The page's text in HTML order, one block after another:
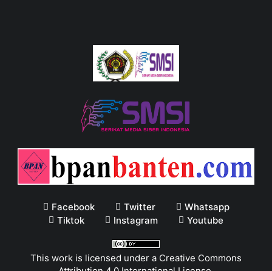
Facebook Twitter
Whatsapp
Tiktok
Instagram Youtube
This work is licensed under a Creative Commons